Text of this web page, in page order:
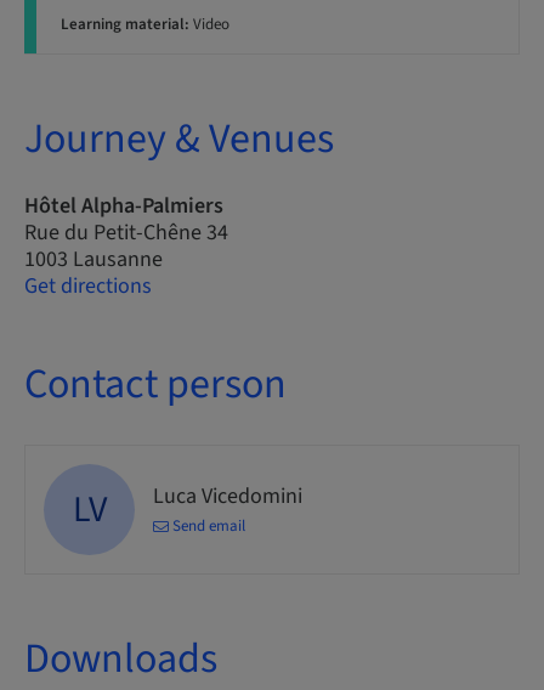
Learning material: Video
Journey & Venues
Hôtel Alpha-Palmiers
Rue du Petit-Chêne 34
1003 Lausanne
Get directions
Contact person
LV Luca Vicedomini
Send email
Downloads